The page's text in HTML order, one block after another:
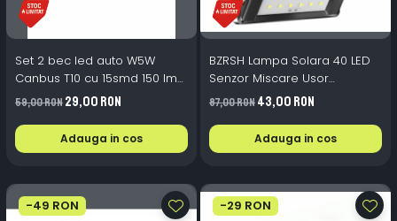
Set 2 bec led auto W5W
Canbus T10 cu 15smd 150 lm
12v
59,00 RON29,00 RON
Adauga in cos
BZRSH Lampa Solara 40 LED
Senzor Miscare Usor
Instalare Exterior Curte Gard
87,00 RON43,00 RON
Adauga in cos
-49 RON -29 RON